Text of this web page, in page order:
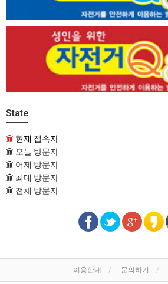
State
현재 접속자
오늘 방문자
어제 방문자
최대 방문자
전체 방문자
이용안내 문의하기